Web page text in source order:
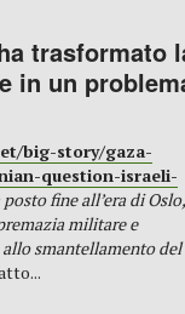
trasformato
in un
big-story/gaza-
question-israeli-
posto fine all’era di Oslo,
militare e
smantellamento del